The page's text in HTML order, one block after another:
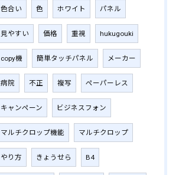
色合い 色 ホワイト パネル
見やすい 価格 重視 hukugouki
copy機 簡単タッチパネル メーカー
病院 不正 複写 ペーパーレス
キャンペーン ビジネスフォン
マルチクロップ機能 マルチクロップ
やり方 きょうせら B4